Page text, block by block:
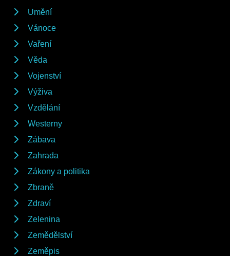
Umění
Vánoce
Vaření
Věda
Vojenství
Výživa
Vzdělání
Westerny
Zábava
Zahrada
Zákony a politika
Zbraně
Zdraví
Zelenina
Zemědělství
Zeměpis